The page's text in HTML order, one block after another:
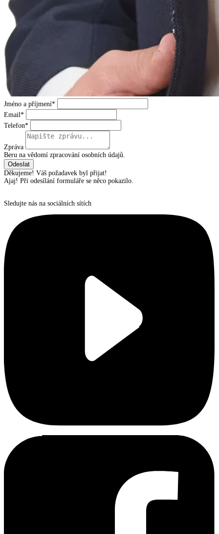
Jméno a příjmení*
Email*
Telefon*
Zpráva
Beru na vědomí zpracování osobních údajů.
Děkujeme! Váš požadavek byl přijat!
Ajaj! Při odesílání formuláře se něco pokazilo.
Sledujte nás na sociálních sítích